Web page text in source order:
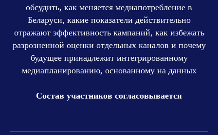
обсудить, как меняется медиапотребление в
Беларуси, какие показатели действительно
отражают эффективность кампаний, как избежать
разрозненной оценки отдельных каналов и почему
будущее принадлежит интегрированному
медиапланированию, основанному на данных
Состав участников согласовывается